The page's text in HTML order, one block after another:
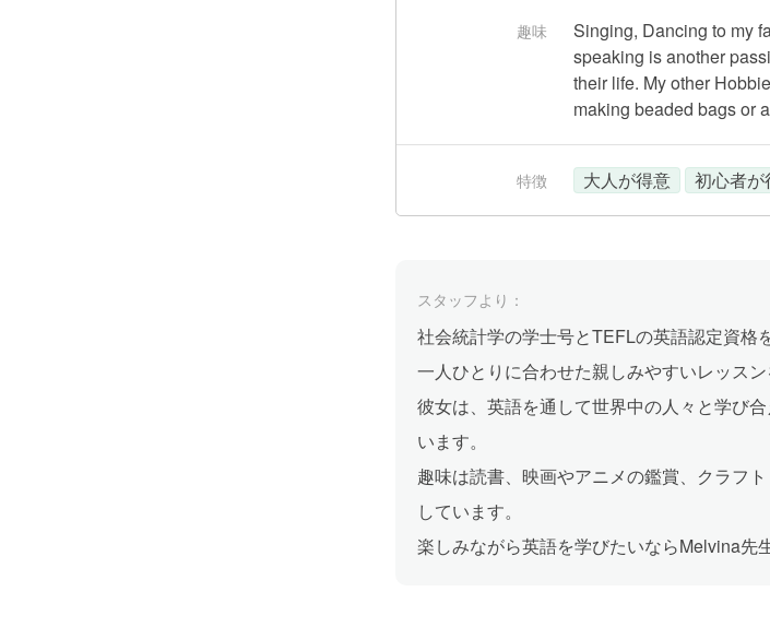
趣味
Singing, Dancing to my
speaking is another
their life. My other
making beaded bags or
特徴 大人が得意 初心者が
スタッフより：
社会統計学の学士号とTEFLの英語認定資格
一人ひとりに合わせた親しみやすいレッスン
彼女は、英語を通して世界中の人々と学び
います。
趣味は読書、映画やアニメの鑑賞、クラフ
しています。
楽しみながら英語を学びたいならMelvina先